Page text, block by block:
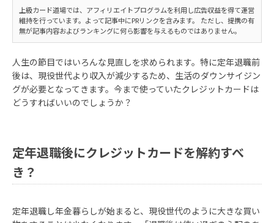
上級カード道場では、アフィリエイトプログラムを利用し広告収益を得て運営
維持を行っています。よって記事中にPRリンクを含みます。 ただし、提携の有
無が記事内容およびランキングに何ら影響を与えるものではありません。
人生の節目ではいろんな見直しを求められます。特に定年退職前
後は、現役世代より収入が減少するため、生活のダウンサイジン
グが必要となってきます。今まで使っていたクレジットカードは
どうすればいいのでしょうか？
定年退職後にクレジットカードを解約すべ
き？
定年退職し年金暮らしが始まると、現役世代のように大きな買い